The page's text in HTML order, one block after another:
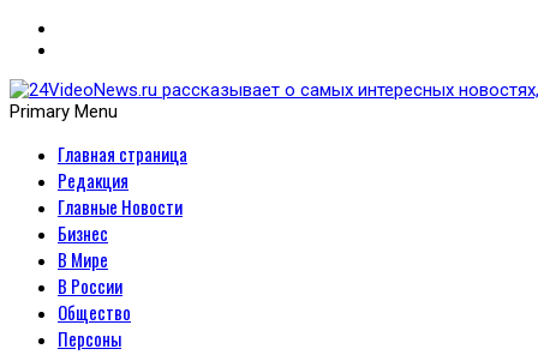
24VideoNews.ru
политики, экономики,
Primary Menu
Главная страница
Редакция
Главные Новости
Бизнес
В Мире
В России
Общество
Персоны